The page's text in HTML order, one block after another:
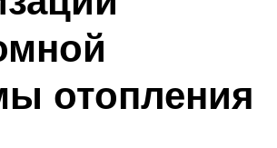
отопления